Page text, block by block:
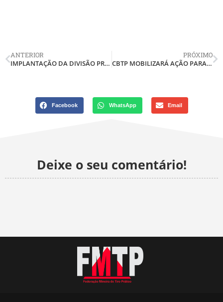
ANTERIOR
IMPLANTAÇÃO DA DIVISÃO PRODUCTIONS OPTICS
PRÓXIMO
CBTP MOBILIZARÁ AÇÃO PARA AFASTAR A INCIDÊNCIA ICMS E IPI SOBRE OS PRODUTOS IMPORTADOS
Facebook WhatsApp Email
Deixe o seu comentário!